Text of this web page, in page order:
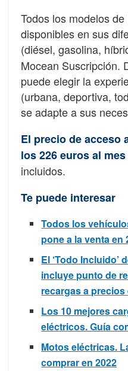
Todos los modelos
disponibles en sus
(diésel, gasolina,
Mocean Suscripción.
puede elegir la
(urbana, deportiva,
se adapte a sus
El precio de acceso
los 226 euros al mes
incluidos.
Te puede interesar
Todos los
pone a la venta en
El ‘Todo Incluido’
incluye punto de
recargas a
Los 10 mejores
eléctricos. Guía
Motos eléctricas.
comprar en 2022